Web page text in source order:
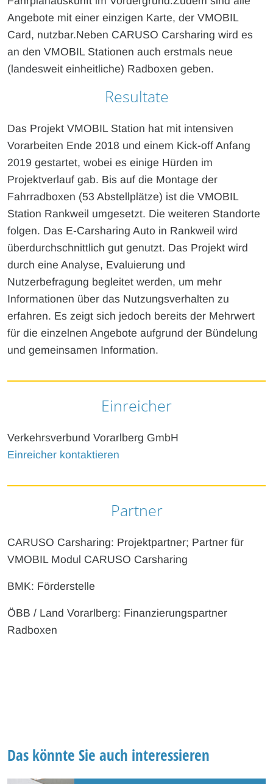
Angebote mit einer einzigen Karte, der VMOBIL
Card, nutzbar.Neben CARUSO Carsharing wird es
an den VMOBIL Stationen auch erstmals neue
(landesweit einheitliche) Radboxen geben.
Resultate
Das Projekt VMOBIL Station hat mit intensiven
Vorarbeiten Ende 2018 und einem Kick-off Anfang
2019 gestartet, wobei es einige Hürden im
Projektverlauf gab. Bis auf die Montage der
Fahrradboxen (53 Abstellplätze) ist die VMOBIL
Station Rankweil umgesetzt. Die weiteren Standorte
folgen. Das E-Carsharing Auto in Rankweil wird
überdurchschnittlich gut genutzt. Das Projekt wird
durch eine Analyse, Evaluierung und
Nutzerbefragung begleitet werden, um mehr
Informationen über das Nutzungsverhalten zu
erfahren. Es zeigt sich jedoch bereits der Mehrwert
für die einzelnen Angebote aufgrund der Bündelung
und gemeinsamen Information.
Einreicher
Verkehrsverbund Vorarlberg GmbH
Einreicher kontaktieren
Partner
CARUSO Carsharing: Projektpartner; Partner für
VMOBIL Modul CARUSO Carsharing
BMK: Förderstelle
ÖBB / Land Vorarlberg: Finanzierungspartner
Radboxen
Das könnte Sie auch interessieren